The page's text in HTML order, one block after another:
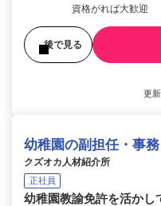
資格がれば大歓迎
後で見る
更
幼稚園の副担任・事務
クズオカ人材紹介所
正社員
幼稚園教諭免許を活か